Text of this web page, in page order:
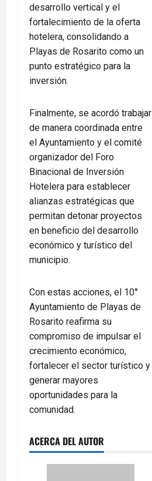
desarrollo vertical y el
fortalecimiento de la oferta
hotelera, consolidando a
Playas de Rosarito como un
punto estratégico para la
inversión.
Finalmente, se acordó trabajar
de manera coordinada entre
el Ayuntamiento y el comité
organizador del Foro
Binacional de Inversión
Hotelera para establecer
alianzas estratégicas que
permitan detonar proyectos
en beneficio del desarrollo
económico y turístico del
municipio.
Con estas acciones, el 10°
Ayuntamiento de Playas de
Rosarito reafirma su
compromiso de impulsar el
crecimiento económico,
fortalecer el sector turístico y
generar mayores
oportunidades para la
comunidad.
ACERCA DEL AUTOR